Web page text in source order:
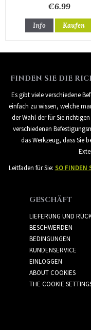
€6.99
Info Kaufen
FINDEN SIE DIE
Es gibt viele verschiedene
einfach zu wissen, welche
der Wahl der für Sie
verschiedenen
das Werkzeug, dass Sie
Leitfaden für Sie: SO FINDEN
GESCHÄFT
LIEFERUNG UND
BESCHWERDEN
BEDINGUNGEN
KUNDENSERVICE
EINLOGGEN
ABOUT COOKIES
THE COOKIE